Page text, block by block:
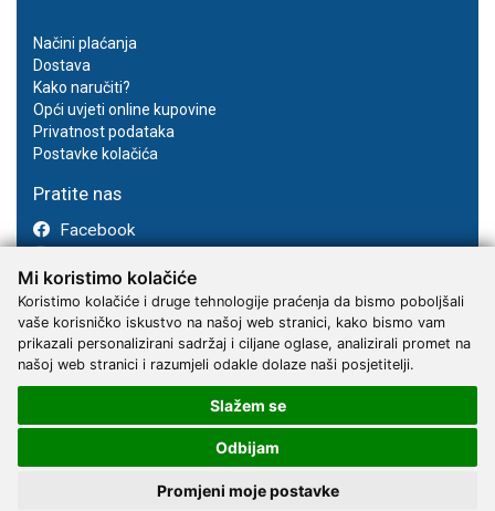
Mi koristimo kolačiće
Koristimo kolačiće i druge tehnologije praćenja da bismo poboljšali
vaše korisničko iskustvo na našoj web stranici, kako bismo vam
prikazali personalizirani sadržaj i ciljane oglase, analizirali promet na
našoj web stranici i razumjeli odakle dolaze naši posjetitelji.
Slažem se
Odbijam
Promjeni moje postavke
Načini plaćanja
Dostava
Kako naručiti?
Opći uvjeti online kupovine
Privatnost podataka
Postavke kolačića
Pratite nas
Facebook
Youtube
2017 - 2026 © Kvantum-tim d.o.o.